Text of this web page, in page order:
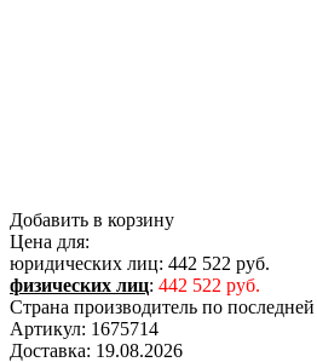
Добавить в корзину
Цена для:
юридических лиц: 442 522 руб.
физических лиц: 442 522 руб.
Страна производитель по последней
Артикул: 1675714
Доставка: 19.08.2026